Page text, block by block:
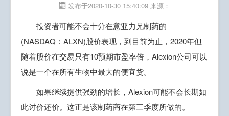
发布于2020-10-30 15:40:09 来源：
投资者可能不会十分在意亚力兄制药的
(NASDAQ：ALXN)股价表现，到目前为止，2020年但
随着股价在交易只有10预期市盈率倍，Alexion公司可以
说是一个在所有生物中最大的便宜货。
如果继续提供强劲的增长，Alexion可能不会长期如
此讨价还价。这正是该制药商在第三季度所做的。